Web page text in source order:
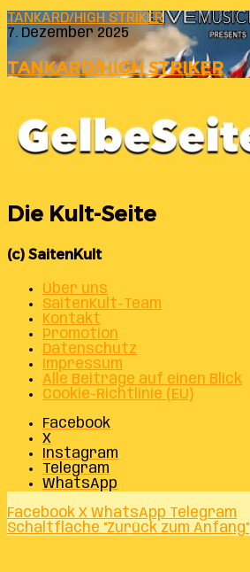
TANKARD/HIGH STRIKER
7. Dezember 2025
TANKARD/HIGH STRIKER
Die Kult-Seite
(c) SaitenKult
Über uns
SaitenKult-Team
Kontakt
Promotion
Datenschutz
Impressum
Alle Beiträge auf einen Blick
Cookie-Richtlinie (EU)
Facebook
X
Instagram
Telegram
WhatsApp
Facebook X WhatsApp Telegram
Schaltfläche "Zurück zum Anfang"